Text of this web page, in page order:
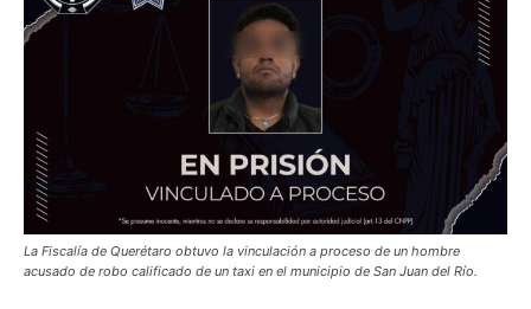
La Fiscalía de Querétaro obtuvo la vinculación a proceso de un hombre
acusado de robo calificado de un taxi en el municipio de San Juan del Río.